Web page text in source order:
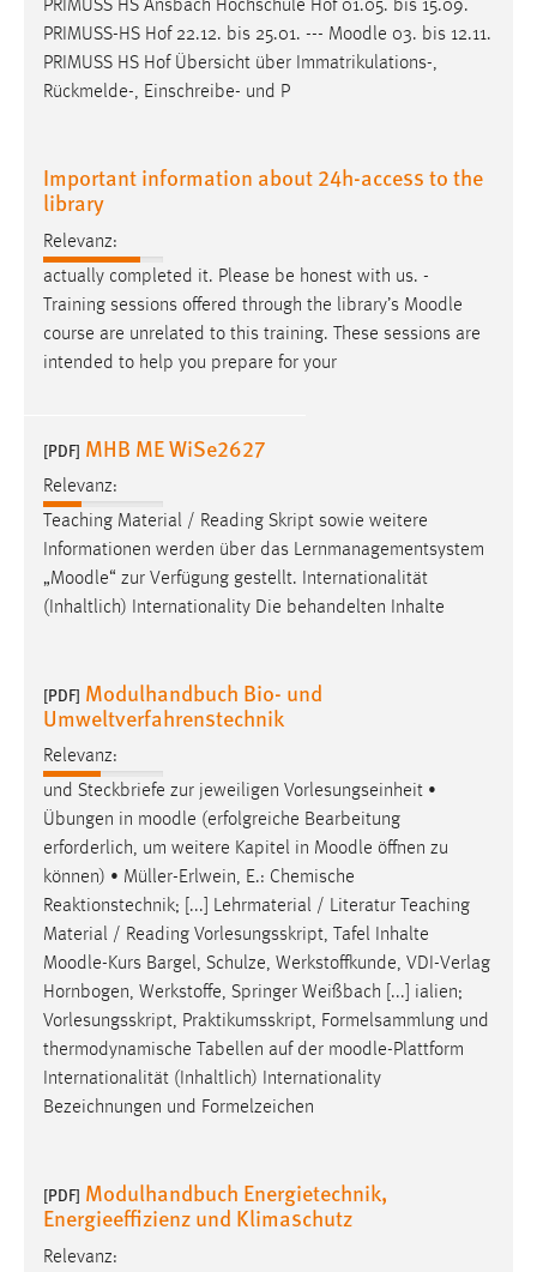
PRIMUSS HS Ansbach Hochschule Hof 01.05. bis 15.09.
PRIMUSS-HS Hof 22.12. bis 25.01. --- Moodle 03. bis 12.11.
PRIMUSS HS Hof Übersicht über Immatrikulations-,
Rückmelde-, Einschreibe- und P
Important information about 24h-access to the
library
Relevanz:
actually completed it. Please be honest with us. -
Training sessions offered through the library’s Moodle
course are unrelated to this training. These sessions are
intended to help you prepare for your
[PDF] MHB ME WiSe2627
Relevanz:
Teaching Material / Reading Skript sowie weitere
Informationen werden über das Lernmanagementsystem
„Moodle“ zur Verfügung gestellt. Internationalität
(Inhaltlich) Internationality Die behandelten Inhalte
[PDF] Modulhandbuch Bio- und
Umweltverfahrenstechnik
Relevanz:
und Steckbriefe zur jeweiligen Vorlesungseinheit •
Übungen in moodle (erfolgreiche Bearbeitung
erforderlich, um weitere Kapitel in Moodle öffnen zu
können) • Müller-Erlwein, E.: Chemische
Reaktionstechnik; [...] Lehrmaterial / Literatur Teaching
Material / Reading Vorlesungsskript, Tafel Inhalte
Moodle-Kurs Bargel, Schulze, Werkstoffkunde, VDI-Verlag
Hornbogen, Werkstoffe, Springer Weißbach [...] ialien;
Vorlesungsskript, Praktikumsskript, Formelsammlung und
thermodynamische Tabellen auf der moodle-Plattform
Internationalität (Inhaltlich) Internationality
Bezeichnungen und Formelzeichen
[PDF] Modulhandbuch Energietechnik,
Energieeffizienz und Klimaschutz
Relevanz:
5e9dbeb1811c0446 = Sitzungslaufzeit, mibew_locale = 3
Jahre, MIBEW_UserID = 1 Jahr
Login
fe_user, be_user, be_lastLoginProvider
Zweck:
Dieser Cookie ist notwendig um sich an der Website
einloggen zu können.
Cookie Laufzeit:
24 Stunden
STATISTIK
Diese Informationen helfen uns zu verstehen, wie
unsere Besucher unsere Website nutzen.
Matomo
Zweck:
Cookie Laufzeit:
MARKETING
Marketing Cookies werden von Drittanbietern
verwendet, um personalisierte Werbung anzuzeigen.
Sie tun dies, indem sie Besucher über Websites
hinweg verfolgen.
Google Ads
Anbieter:
Google Ireland Limited